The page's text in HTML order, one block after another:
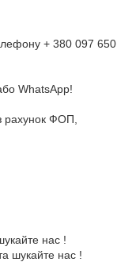
+ 380 097 650
WhatsApp!
рахунок ФОП,
нас !
шукайте нас !